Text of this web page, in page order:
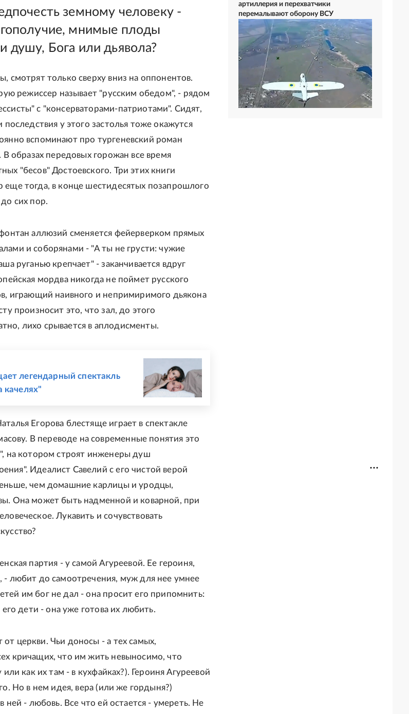
земному человеку -
мнимые плоды
душу, Бога или дьявола?
смотрят только сверху вниз на оппонентов.
режиссер называет "русским обедом", - рядом
с "консерваторами-патриотами". Сидят,
последствия у этого застолья тоже окажутся
вспоминают про тургеневский роман
образах передовых горожан все время
"бесов" Достоевского. Три этих книги
еще тогда, в конце шестидесятых позапрошлого
сих пор.
аллюзий сменяется фейерверком прямых
и соборянами - "А ты не грусти: чужие
руганью крепчает" - заканчивается вдруг
мордва никогда не поймет русского
играющий наивного и непримиримого дьякона
произносит это, что зал, до этого
лихо срывается в аплодисменты.
легендарный спектакль
качелях"
Егорова блестяще играет в спектакле
В переводе на современные понятия это
на котором строят инженеры душ
Идеалист Савелий с его чистой верой
чем домашние карлицы и уродцы,
Она может быть надменной и коварной, при
Лукавить и сочувствовать
партия - у самой Агуреевой. Ее героиня,
- любит до самоотречения, муж для нее умнее
им бог не дал - она просит его припомнить:
его дети - она уже готова их любить.
церкви. Чьи доносы - а тех самых,
кричащих, что им жить невыносимо, что
или как их там - в кухфайках?). Героиня Агуреевой
Но в нем идея, вера (или же гордыня?)
ней - любовь. Все что ей остается - умереть. Не
артиллерия и перехватчики
перемалывают оборону ВСУ